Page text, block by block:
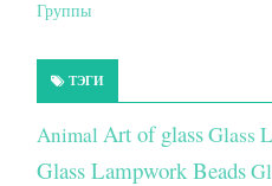
Группы
ТЭГИ
Animal Art of glassGlass
Glass Lampwork Beads